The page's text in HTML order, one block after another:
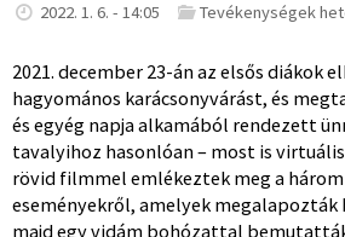
2022. 1. 6. - 14:05 Tevékenységek
2021. december 23-án az elsős diákok
hagyomános karácsonyvárást, és
és egyég napja alkamából rendezett
tavalyihoz hasonlóan – most is
rövid filmmel emlékeztek meg a
eseményekről, amelyek megalapozták
majd egy vidám bohózattal